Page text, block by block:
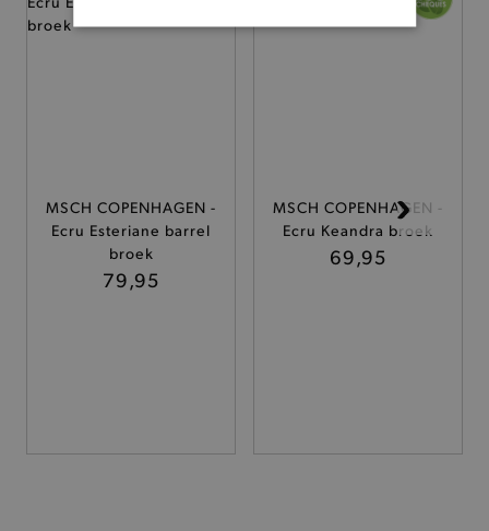
MSCH COPENHAGEN -
Ecru Esteriane barrel
broek
79,95
MSCH COPENHAGEN -
Ecru Keandra broek
69,95
BASIS COOKIES
Basis cookies
niet jouw identiteit.